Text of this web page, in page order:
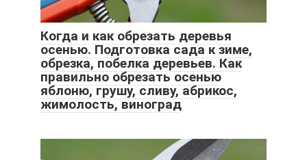
Когда и как обрезать деревья
осенью. Подготовка сада к зиме,
обрезка, побелка деревьев. Как
правильно обрезать осенью
яблоню, грушу, сливу, абрикос,
жимолость, виноград